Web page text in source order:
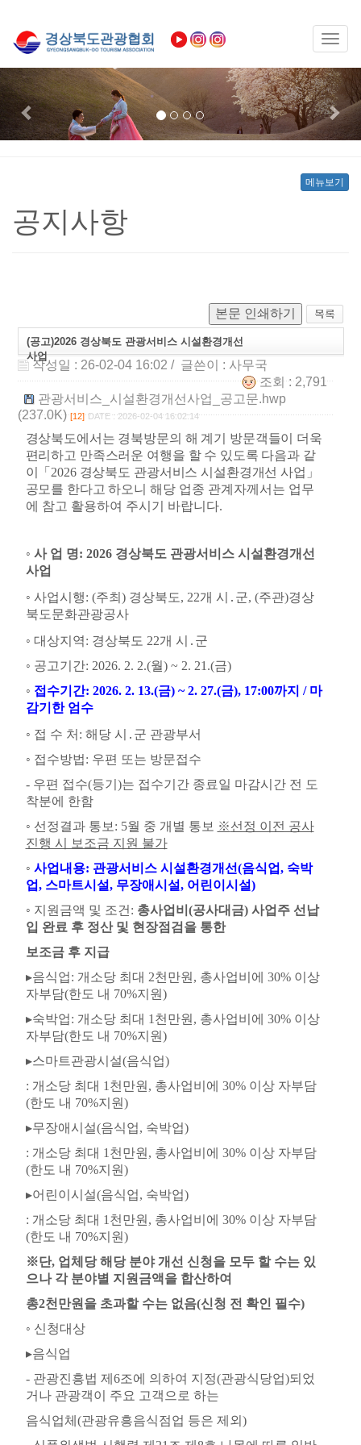
Previous
메뉴보기
공지사항
본문 인쇄하기
(공고)2026 경상북도 관광서비스 시설환경개선
사업
작성일 : 26-02-04 16:02 / 글쓴이 : 사무국
조회 : 2,791
관광서비스_시설환경개선사업_공고문.hwp
(237.0K) [12] DATE : 2026-02-04 16:02:14
경상북도에서는 경북방문의 해 계기 방문객들이 더욱
편리하고 만족스러운 여행을 할 수 있도록 다음과 같
이
「 2026 경상북도 관광서비스 시설환경개선 사업 」
공모를 한다고 하오니 해당 업종 관계자께서는 업무
에 참고 활용하여 주시기 바랍니다.
◦ 사 업 명: 2026 경상북도 관광서비스 시설환경개선
사업
◦ 사업시행: (주최 ) 경상북도, 22개 시 ․ 군, (주관)경상
북도문화관광공사
◦ 대상지역: 경상북도 22개 시 ․ 군
◦ 공고기간: 2026. 2. 2.(월) ~ 2. 21.(금)
◦ 접수기간: 2026. 2. 13.(금) ~ 2. 27.(금), 17:00까지 / 마
감기한 엄수
◦ 접 수 처 : 해당 시 ․ 군 관광부서
◦ 접수방법: 우편 또는 방문접수
- 우편 접수(등기 )는 접수기간 종료일 마감시간 전 도
착분에 한함
◦ 선정결과 통보 : 5월 중 개별 통보 ※선정 이전 공사
진행 시 보조금 지원 불가
◦ 사업내용: 관광서비스 시설환경개선(음식업, 숙박
업, 스마트시설, 무장애시설, 어린이시설)
◦ 지원금액 및 조건 : 총사업비 (공사대금) 사업주 선납
입 완료 후 정산 및 현장점검을 통한
보조금 후 지급
▸음식업: 개소당 최대 2천만원 , 총사업비에 30% 이상
자부담(한도 내 70%지원)
▸숙박업: 개소당 최대 1 천만원 , 총사업비에 30% 이상
자부담(한도 내 70%지원)
▸스마트관광시설(음식업)
: 개소당 최대 1 천만원 , 총사업비에 30% 이상 자부담
(한도 내 70%지원)
▸무장애시설(음식업, 숙박업)
: 개소당 최대 1 천만원 , 총사업비에 30% 이상 자부담
(한도 내 70%지원)
▸어린이시설(음식업, 숙박업)
: 개소당 최대 1 천만원 , 총사업비에 30% 이상 자부담
(한도 내 70%지원)
※단, 업체당 해당 분야 개선 신청을 모두 할 수는 있
으나 각 분야별 지원금액을 합산하여
총2천만원을 초과할 수는 없음(신청 전 확인 필수)
◦ 신청대상
▸음식업
- 관광진흥법 제 6조에 의하여 지정(관광식당업)되었
거나 관광객이 주요 고객으로 하는
음식업체 (관광유흥음식점업 등은 제외 )